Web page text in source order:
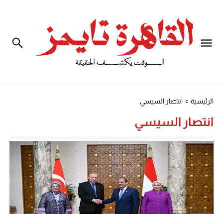
الرئيسية » انتصار السيسي
انتصار السيسي